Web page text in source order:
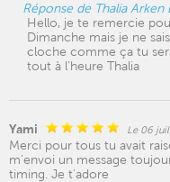
Réponse de Thalia
Hello, je te remercie
Dimanche mais je ne
cloche comme ça tu
tout à l’heure Thalia
Yami Le 06
Merci pour tous tu avait
m'envoi un message
timing. Je t'adore